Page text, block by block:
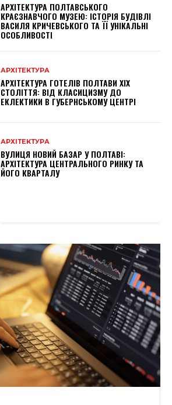
АРХІТЕКТУРА ПОЛТАВСЬКОГО
КРАЄЗНАВЧОГО МУЗЕЮ: ІСТОРІЯ БУДІВЛІ
ВАСИЛЯ КРИЧЕВСЬКОГО ТА ЇЇ УНІКАЛЬНІ
ОСОБЛИВОСТІ
АРХІТЕКТУРА
АРХІТЕКТУРА ГОТЕЛІВ ПОЛТАВИ XIX
СТОЛІТТЯ: ВІД КЛАСИЦИЗМУ ДО
ЕКЛЕКТИКИ В ГУБЕРНСЬКОМУ ЦЕНТРІ
АРХІТЕКТУРА
ВУЛИЦЯ НОВИЙ БАЗАР У ПОЛТАВІ:
АРХІТЕКТУРА ЦЕНТРАЛЬНОГО РИНКУ ТА
ЙОГО КВАРТАЛУ